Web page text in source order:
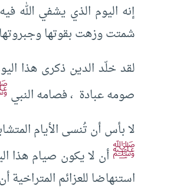
إنه اليوم الذي يشفي الله
شمتت وزهت بقوتها
لقد خلّد الدين ذكرى هذا
صومه عبادة ، فصامه النبي
لا بأس أن تُنسى الأيام
ﷺأن لا يكون صيام هذا
استنهاضا للعزائم